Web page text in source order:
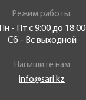
Режим работы:
Пн - Пт с 9:00 до 18:00
Сб - Вс выходной
Напишите нам
info@sari.kz